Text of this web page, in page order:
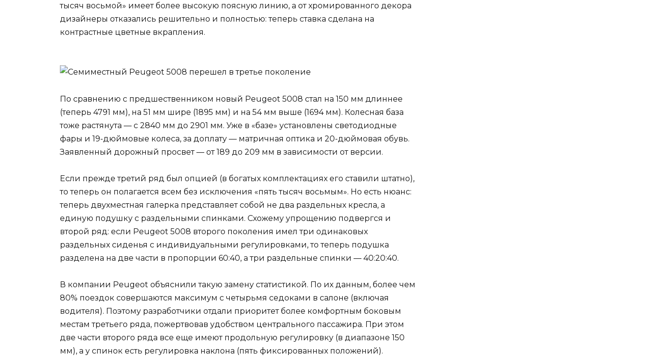
тысяч восьмой» имеет более высокую поясную линию, а от хромированного декора
дизайнеры отказались решительно и полностью: теперь ставка сделана на
контрастные цветные вкрапления.
По сравнению с предшественником новый Peugeot 5008 стал на 150 мм длиннее
(теперь 4791 мм), на 51 мм шире (1895 мм) и на 54 мм выше (1694 мм). Колесная база
тоже растянута — с 2840 мм до 2901 мм. Уже в «базе» установлены светодиодные
фары и 19-дюймовые колеса, за доплату — матричная оптика и 20-дюймовая обувь.
Заявленный дорожный просвет — от 189 до 209 мм в зависимости от версии.
Если прежде третий ряд был опцией (в богатых комплектациях его ставили штатно),
то теперь он полагается всем без исключения «пять тысяч восьмым». Но есть нюанс:
теперь двухместная галерка представляет собой не два раздельных кресла, а
единую подушку с раздельными спинками. Схожему упрощению подвергся и
второй ряд: если Peugeot 5008 второго поколения имел три одинаковых
раздельных сиденья с индивидуальными регулировками, то теперь подушка
разделена на две части в пропорции 60:40, а три раздельные спинки — 40:20:40.
В компании Peugeot объяснили такую замену статистикой. По их данным, более чем
80% поездок совершаются максимум с четырьмя седоками в салоне (включая
водителя). Поэтому разработчики отдали приоритет более комфортным боковым
местам третьего ряда, пожертвовав удобством центрального пассажира. При этом
две части второго ряда все еще имеют продольную регулировку (в диапазоне 150
мм), а у спинок есть регулировка наклона (пять фиксированных положений).